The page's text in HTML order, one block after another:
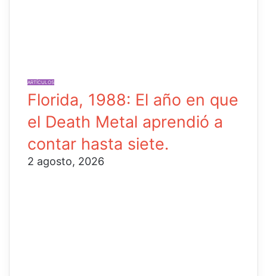
ARTÍCULOS
Florida, 1988: El año en que
el Death Metal aprendió a
contar hasta siete.
2 agosto, 2026